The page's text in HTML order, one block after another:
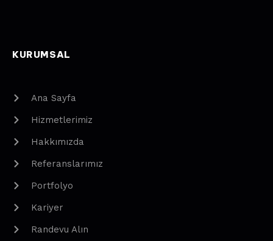
KURUMSAL
Ana Sayfa
Hizmetlerimiz
Hakkımızda
Referanslarımız
Portfolyo
Kariyer
Randevu Alın